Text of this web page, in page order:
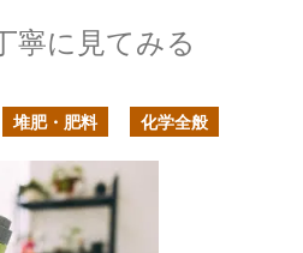
寧に見てみる
堆肥・肥料 化学全般